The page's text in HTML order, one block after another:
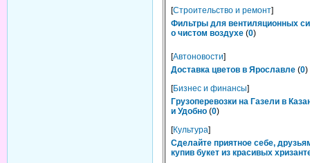
[Строительство и ремонт]
Фильтры для вентиляционных
о чистом воздухе (0)
[Автоновости]
Доставка цветов в Ярославле (0)
[Бизнес и финансы]
Грузоперевозки на Газели в
и Удобно (0)
[Культура]
Сделайте приятное себе,
купив букет из красивых